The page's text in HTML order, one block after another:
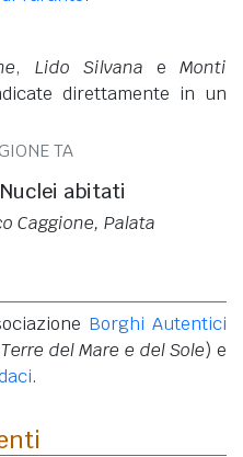
, Lido Silvana eMonti
direttamente in un
TA
abitati
Caggione, Palata
Borghi Autentici
del Mare e del Sole) e
.